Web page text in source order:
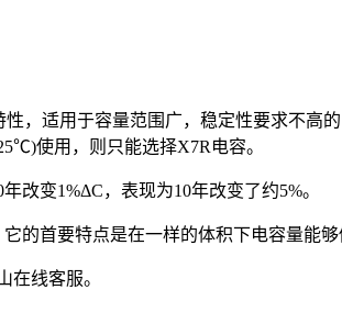
适用于容量范围广，稳定性要求不高的
使用，则只能选择X7R电容。
变1%ΔC，表现为10年改变了约5%。
首要特点是在一样的体积下电容量能够
线客服。